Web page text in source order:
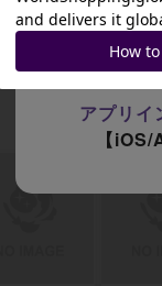
アプリイ
【